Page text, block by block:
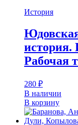
История
история.
Рабочая
280 ₽
В наличии
В корзину